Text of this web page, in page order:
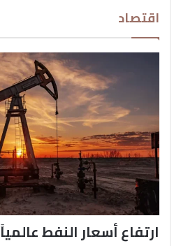
اقتصاد
ارتفاع أسعار النفط عالمياً